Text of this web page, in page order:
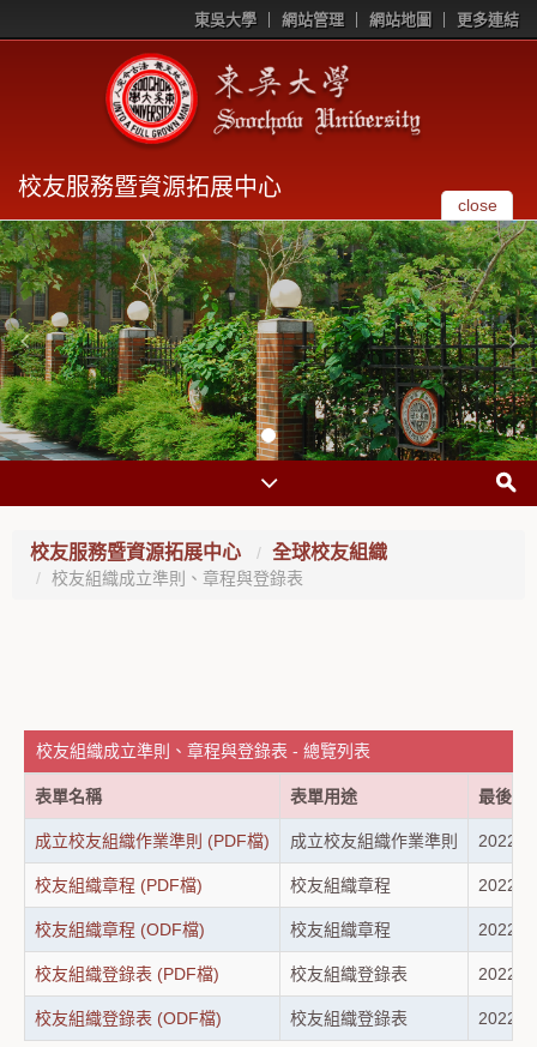
東吳大學 網站管理 網站地圖 更多連結
校友服務暨資源拓展中心
close
校友服務暨資源拓展中心 全球校友組織
校友組織成立準則、章程與登錄表
校友組織成立準則、章程與登錄表 - 總覽列表
表單名稱 表單用途 最後修
成立校友組織作業準則 (PDF檔) 成立校友組織作業準則 2022-
校友組織章程 (PDF檔) 校友組織章程 2022-
校友組織章程 (ODF檔) 校友組織章程 2022-
校友組織登錄表 (PDF檔) 校友組織登錄表 2022-
校友組織登錄表 (ODF檔) 校友組織登錄表 2022-